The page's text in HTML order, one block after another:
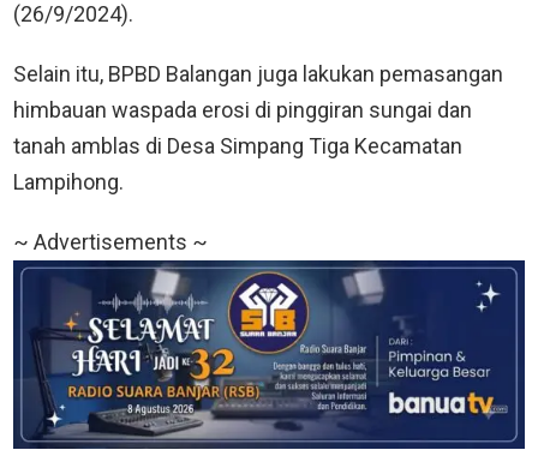
(26/9/2024).
Selain itu, BPBD Balangan juga lakukan pemasangan
himbauan waspada erosi di pinggiran sungai dan
tanah amblas di Desa Simpang Tiga Kecamatan
Lampihong.
~ Advertisements ~